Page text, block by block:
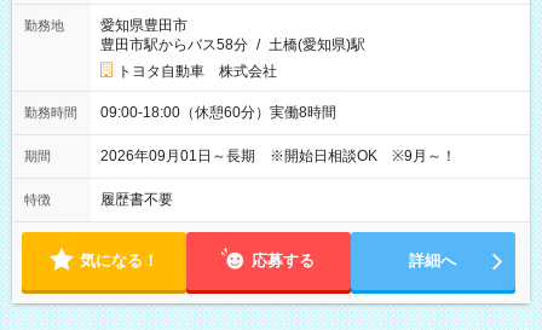
勤務地
愛知県豊田市
豊田市駅からバス58分 / 土橋(愛知県)駅
トヨタ自動車 株式会社
勤務時間 09:00-18:00（休憩60分）実働8時間
期間 2026年09月01日～長期 ※開始日相談OK ※9月～！
特徴 履歴書不要
気になる！ 応募する 詳細へ